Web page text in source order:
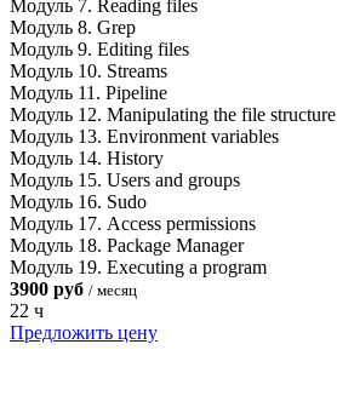
Модуль 7. Reading files
Модуль 8. Grep
Модуль 9. Editing files
Модуль 10. Streams
Модуль 11. Pipeline
Модуль 12. Manipulating the file structure
Модуль 13. Environment variables
Модуль 14. History
Модуль 15. Users and groups
Модуль 16. Sudo
Модуль 17. Access permissions
Модуль 18. Package Manager
Модуль 19. Executing a program
3900 руб / месяц
22 ч
Предложить цену